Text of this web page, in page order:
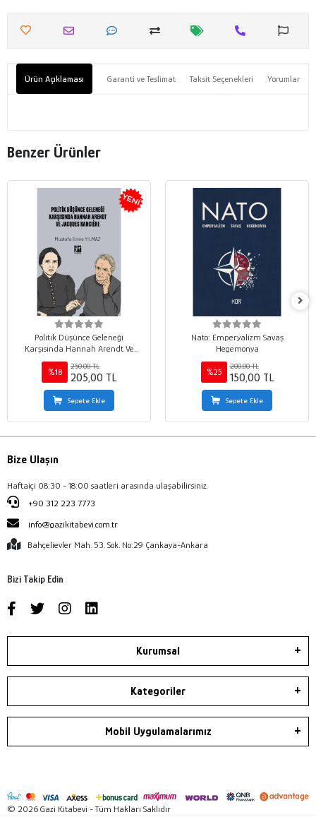
Ürün Açıklaması Garanti ve Teslimat Taksit Seçenekleri Yorumlar
Benzer Ürünler
Politik Düşünce Geleneği
Karşısında Hannah Arendt Ve
Jacques Rancıère
%18
250,00 TL
205,00 TL
Sepete Ekle
Nato: Emperyalizm Savaş
Hegemonya
%25
200,00 TL
150,00 TL
Sepete Ekle
Bize Ulaşın
Haftaiçi 08:30 - 18:00 saatleri arasında ulaşabilirsiniz.
+90 312 223 7773
info@gazikitabevi.com.tr
Bahçelievler Mah. 53. Sok. No:29 Çankaya-Ankara
Bizi Takip Edin
Kurumsal
Kategoriler
Mobil Uygulamalarımız
© 2026 Gazi Kitabevi - Tüm Hakları Saklıdır